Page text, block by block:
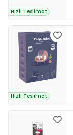
Hızlı Teslimat
Hızlı Teslimat